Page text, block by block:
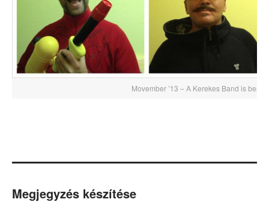
Movember ’13 – A Kerekes Band is
Megjegyzés készítése